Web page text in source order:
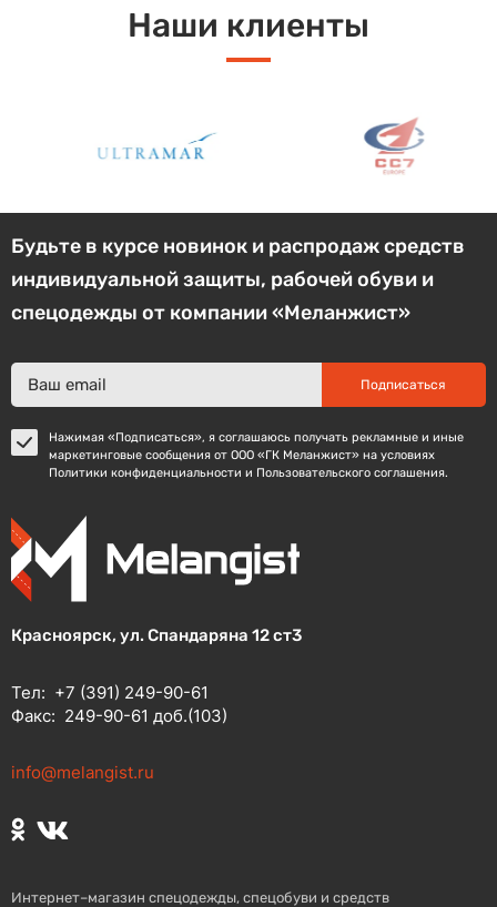
Наши клиенты
Будьте в курсе новинок и распродаж средств
индивидуальной защиты, рабочей обуви и
спецодежды от компании «Меланжист»
Подписаться
Нажимая «Подписаться», я соглашаюсь получать рекламные и иные
маркетинговые сообщения от ООО «ГК Меланжист» на условиях
Политики конфиденциальности и Пользовательского соглашения.
Красноярск, ул. Спандаряна 12 ст3
Тел: +7 (391) 249-90-61
Факс: 249-90-61 доб.(103)
info@melangist.ru
Интернет–магазин спецодежды, спецобуви и средств